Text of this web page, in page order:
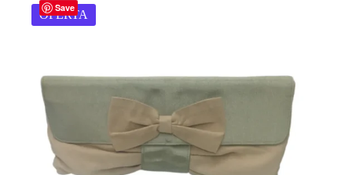
Save
OFERTA